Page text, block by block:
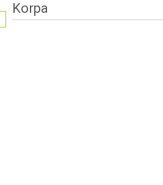
Korpa